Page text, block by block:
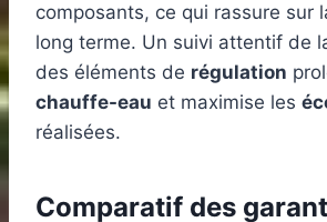
composants, ce qui rassure sur
long terme. Un suivi attentif de
des éléments de régulation
chauffe-eau et maximise les
réalisées.
Comparatif des